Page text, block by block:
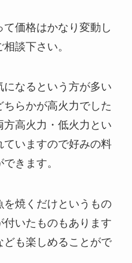
価格はかなり変動し
談下さい。
なるという方が多い
らかが高火力でした
高火力・低火力とい
ていますので好みの料
きます。
を焼くだけというもの
いたものもあります
も楽しめることがで